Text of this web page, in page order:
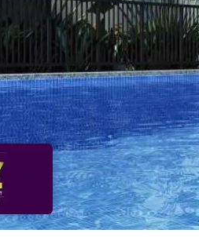
Parcerias
Anunciar